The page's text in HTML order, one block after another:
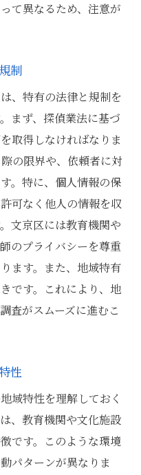
て異なるため、注意が
制
、特有の法律と規制を
まず、探偵業法に基づ
取得しなければなりま
の限界や、依頼者に対
。特に、個人情報の保
可なく他人の情報を収
文京区には教育機関や
のプライバシーを尊重
ます。また、地域特有
です。これにより、地
査がスムーズに進むこ
性
域特性を理解しておく
、教育機関や文化施設
です。このような環境
パターンが異なりま